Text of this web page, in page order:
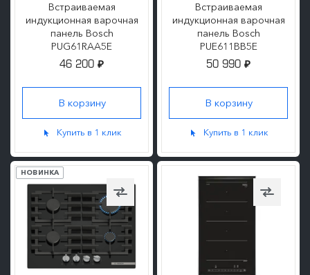
Встраиваемая
индукционная варочная
панель Bosch
PUG61RAA5E
46 200 ₽
Купить в 1 клик
Встраиваемая
индукционная варочная
панель Bosch
PUE611BB5E
50 990 ₽
Купить в 1 клик
НОВИНКА
ПОДРОБНЕЕ ПОДРОБНЕЕ